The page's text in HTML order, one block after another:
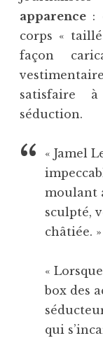
apparence :
corps «
façon
satisfaire
séduction.
« Jamel
moulant
sculpté,
châtiée. »
«
box des
qui